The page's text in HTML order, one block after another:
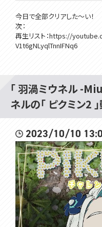
今日で全部クリアした～い！
次：
再生リスト：https://
V1t6gNLyqlTnnIFNq6
#ピクミン2
･･･････････････････････
GOODS✿https://
OP・ED✿https://youtu.be/
配信画面✿https://
°˖✧ いつもの姿 ✧˖°
Illust&Live2D✿https://
°˖✧ 異世界の姿 ✧˖°
「 羽渦ミウネル -
ネルの「 ピクミン2
2023/10/10